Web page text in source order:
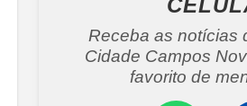
Receba as notícias
Cidade Campos
favorito de